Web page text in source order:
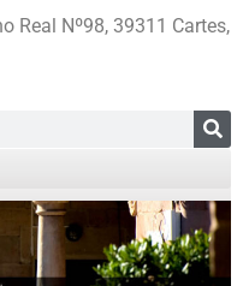
Real Nº98, 39311 Cartes,